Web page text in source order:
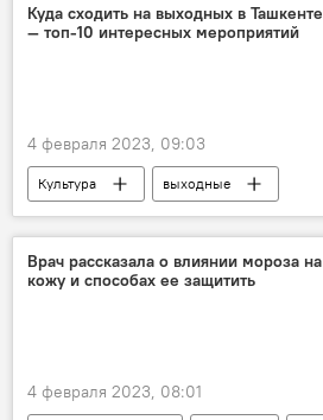
Куда сходить на выходных в Ташкенте
— топ-10 интересных мероприятий
4 февраля 2023, 09:03
Культура
выходные
Афиша на выходные
Ташкент
Врач рассказала о влиянии мороза на
кожу и способах ее защитить
4 февраля 2023, 08:01